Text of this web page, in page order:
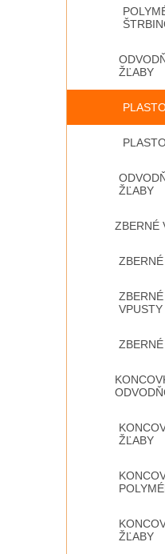
ŽĽABY
ŽĽABY
ZBERNÉ
VPUSTY
ŽĽABY
ŽĽABY